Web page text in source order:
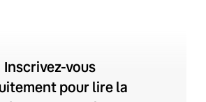
Inscrivez-vous
pour lire la